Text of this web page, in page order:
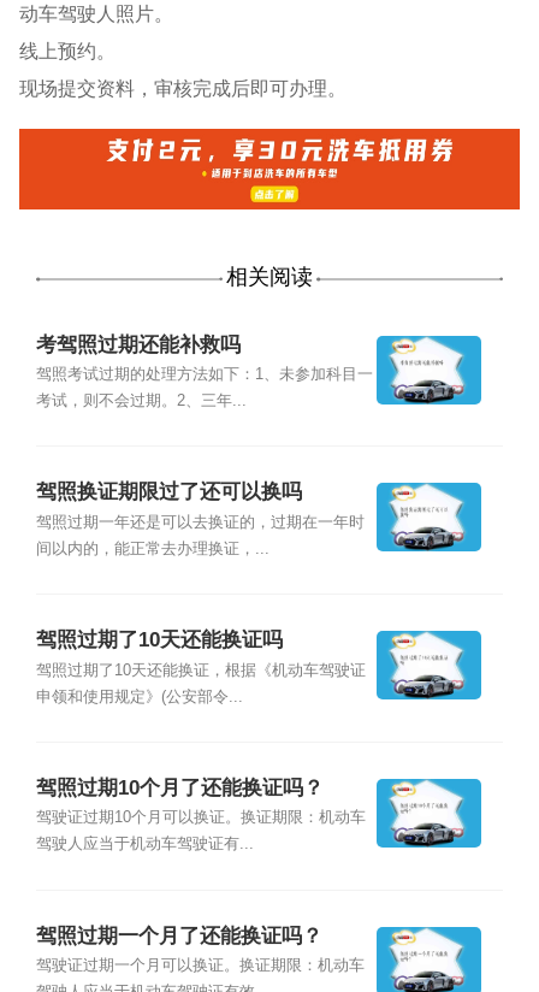
动车驾驶人照片。
线上预约。
现场提交资料，审核完成后即可办理。
相关阅读
考驾照过期还能补救吗
驾照考试过期的处理方法如下：1、未参加科目一
考试，则不会过期。2、三年...
驾照换证期限过了还可以换吗
驾照过期一年还是可以去换证的，过期在一年时
间以内的，能正常去办理换证，...
驾照过期了10天还能换证吗
驾照过期了10天还能换证，根据《机动车驾驶证
申领和使用规定》(公安部令...
驾照过期10个月了还能换证吗？
驾驶证过期10个月可以换证。换证期限：机动车
驾驶人应当于机动车驾驶证有...
驾照过期一个月了还能换证吗？
驾驶证过期一个月可以换证。换证期限：机动车